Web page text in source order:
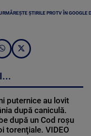
ȘTIRILE PROTV ÎN GOOGLE
puternice au lovit
după caniculă.
după un Cod roşu
torenţiale. VIDEO